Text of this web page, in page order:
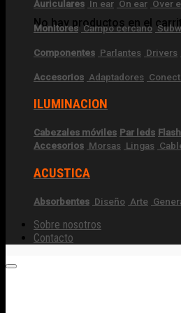
No hay productos en el
Auriculares In ear On ear Over
Monitores Campo cercano
Componentes Parlantes Drivers
Accesorios Adaptadores
ILUMINACION
Cabezales móviles Par leds Flash
Accesorios Morsas Lingas
ACUSTICA
Absorbentes Diseño Arte
Sobre nosotros
Contacto